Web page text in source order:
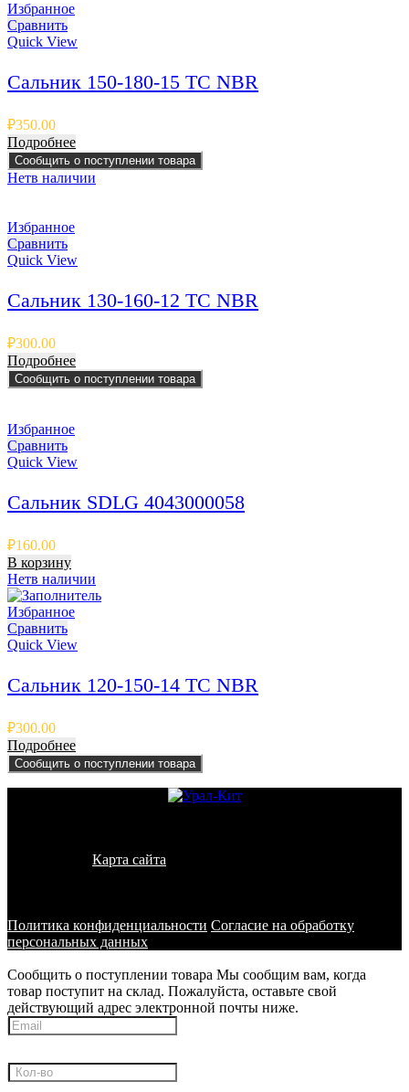
Избранное
Сравнить
Quick View
Сальник 150-180-15 TC NBR
₽350.00
Подробнее
Сообщить о поступлении товара
Нетв наличии
Избранное
Сравнить
Quick View
Сальник 130-160-12 TC NBR
₽300.00
Подробнее
Сообщить о поступлении товара
Избранное
Сравнить
Quick View
Сальник SDLG 4043000058
₽160.00
В корзину
Нетв наличии
Избранное
Сравнить
Quick View
Сальник 120-150-14 TC NBR
₽300.00
Подробнее
Сообщить о поступлении товара
Карта сайта
Политика конфиденциальности Согласие на обработку
персональных данных
Сообщить о поступлении товара Мы сообщим вам, когда
товар поступит на склад. Пожалуйста, оставьте свой
действующий адрес электронной почты ниже.